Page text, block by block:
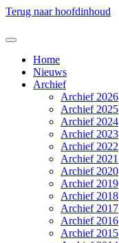
Terug naar hoofdinhoud
Home
Nieuws
Archief
Archief 2026
Archief 2025
Archief 2024
Archief 2023
Archief 2022
Archief 2021
Archief 2020
Archief 2019
Archief 2018
Archief 2017
Archief 2016
Archief 2015